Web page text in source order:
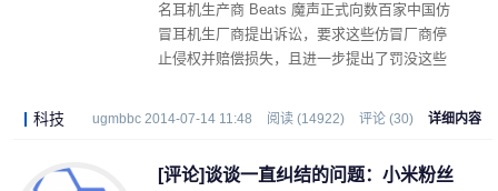
名耳机生产商 Beats 魔声正式向数百家中国仿
冒耳机生厂商提出诉讼，要求这些仿冒厂商停
止侵权并赔偿损失，且进一步提出了罚没这些
科技 ugmbbc 2014-07-14 11:48 阅读 (14922) 评论 (30) 详细内容
[评论]谈谈一直纠结的问题：小米粉丝